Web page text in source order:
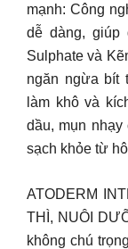
mạnh: Công
dễ dàng, giúp
Sulphate và
ngăn ngừa bít
làm khô và
dầu, mụn nhạy
sạch khỏe từ
ATODERM
THÌ, NUÔI
không chú